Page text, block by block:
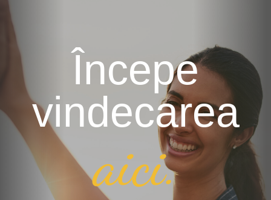
Începe
vindecarea
aici.